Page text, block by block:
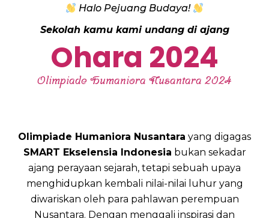
Halo Pejuang Budaya!
Sekolah kamu kami undang di ajang
Ohara 2024
Olimpiade Humaniora Nusantara 2024
Olimpiade Humaniora Nusantara yang digagas
SMART Ekselensia Indonesia bukan sekadar
ajang perayaan sejarah, tetapi sebuah upaya
menghidupkan kembali nilai-nilai luhur yang
diwariskan oleh para pahlawan perempuan
Nusantara. Dengan menggali inspirasi dan